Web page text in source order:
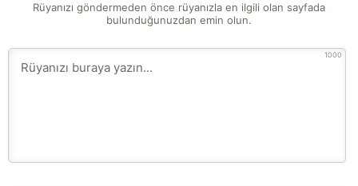
Rüyanızı göndermeden önce rüyanızla en ilgili olan sayfada
bulunduğunuzdan emin olun.
1000